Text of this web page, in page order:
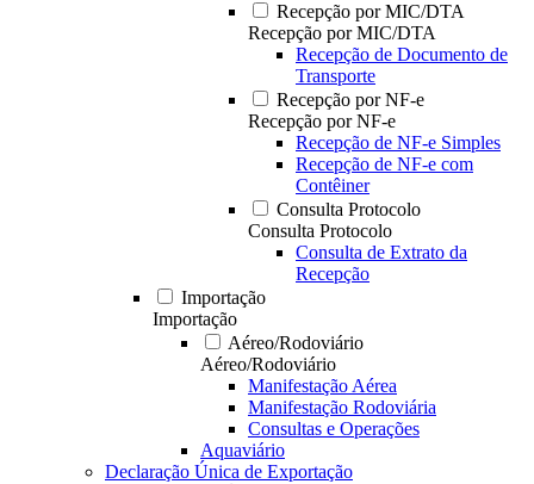
Recepção por MIC/DTA
Recepção por MIC/DTA
Recepção de Documento de
Transporte
Recepção por NF-e
Recepção por NF-e
Recepção de NF-e Simples
Recepção de NF-e com
Contêiner
Consulta Protocolo
Consulta Protocolo
Consulta de Extrato da
Recepção
Importação
Importação
Aéreo/Rodoviário
Aéreo/Rodoviário
Manifestação Aérea
Manifestação Rodoviária
Consultas e Operações
Aquaviário
Declaração Única de Exportação